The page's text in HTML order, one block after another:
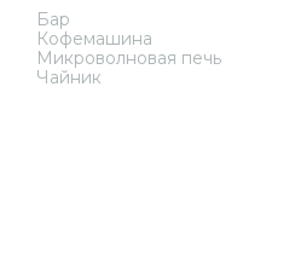
Бар
Кофемашина
Микроволновая печь
Чайник